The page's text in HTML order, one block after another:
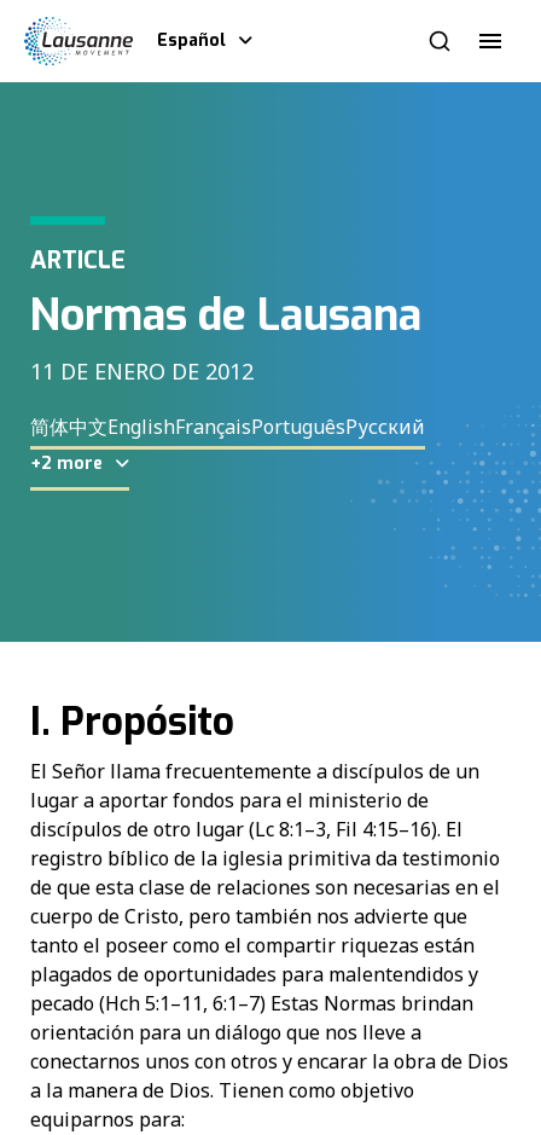
Español
ARTICLE
Normas de Lausana
11 DE ENERO DE 2012
简体中文EnglishFrançaisPortuguêsРусский
+2 more
I. Propósito
El Señor llama frecuentemente a discípulos de un
lugar a aportar fondos para el ministerio de
discípulos de otro lugar (Lc 8:1–3, Fil 4:15–16). El
registro bíblico de la iglesia primitiva da testimonio
de que esta clase de relaciones son necesarias en el
cuerpo de Cristo, pero también nos advierte que
tanto el poseer como el compartir riquezas están
plagados de oportunidades para malentendidos y
pecado (Hch 5:1–11, 6:1–7) Estas Normas brindan
orientación para un diálogo que nos lleve a
conectarnos unos con otros y encarar la obra de Dios
a la manera de Dios. Tienen como objetivo
equiparnos para: